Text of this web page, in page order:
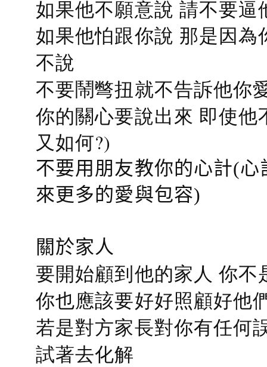
如果他不願意說 請不要逼
如果他怕跟你說 那是因
不說
不要鬧彆扭就不告訴他你
你的關心要說出來 即使
又如何?)
不要用朋友教你的心計(
來更多的愛與包容)
關於家人
要開始顧到他的家人 你
你也應該要好好照顧好他
若是對方家長對你有任何
試著去化解